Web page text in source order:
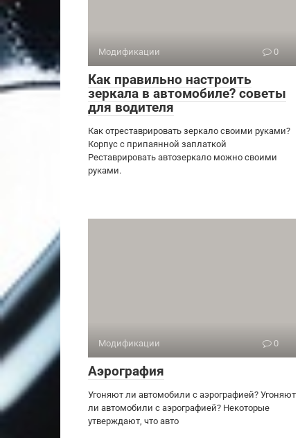
Модификации 0
Как правильно настроить
зеркала в автомобиле? советы
для водителя
Как отреставрировать зеркало своими руками?
Корпус с припаянной заплаткой
Реставрировать автозеркало можно своими
руками.
Модификации 0
Аэрография
Угоняют ли автомобили с аэрографией? Угоняют
ли автомобили с аэрографией? Некоторые
утверждают, что авто